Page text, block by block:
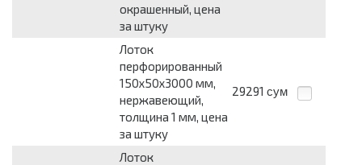
окрашенный, цена
за штуку
Лоток
перфорированный
150х50х3000 мм,
нержавеющий,
толщина 1 мм, цена
за штуку
29291 сум
Лоток